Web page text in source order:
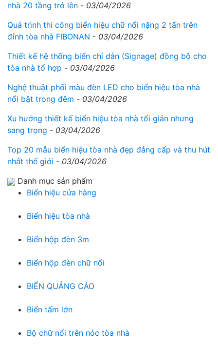
nhà 20 tầng trở lên - 03/04/2026
Quá trình thi công biển hiệu chữ nổi nặng 2 tấn trên
đỉnh tòa nhà FIBONAN - 03/04/2026
Thiết kế hệ thống biển chỉ dẫn (Signage) đồng bộ cho
tòa nhà tổ hợp - 03/04/2026
Nghệ thuật phối màu đèn LED cho biển hiệu tòa nhà
nổi bật trong đêm - 03/04/2026
Xu hướng thiết kế biển hiệu tòa nhà tối giản nhưng
sang trọng - 03/04/2026
Top 20 mẫu biển hiệu tòa nhà đẹp đẳng cấp và thu hút
nhất thế giới - 03/04/2026
Danh mục sản phẩm
Biển hiệu cửa hàng
Biển hiệu tòa nhà
Biển hộp đèn 3m
Biển hộp đèn chữ nổi
BIỂN QUẢNG CÁO
Biển tấm lớn
Bộ chữ nổi trên nóc tòa nhà